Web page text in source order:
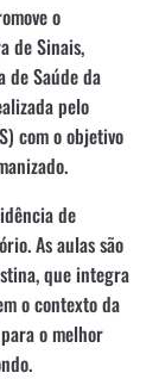
o
de Sinais,
de Saúde da
pelo
com o objetivo
de
As aulas são
que integra
o contexto da
o melhor